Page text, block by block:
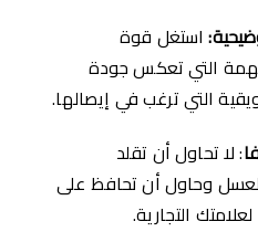
:استغل قوة
التي تعكس جودة
التي ترغب في إيصالها.
: لا تحاول أن تقلد
للعسل وحاول أن تحافظ على
التجارية.